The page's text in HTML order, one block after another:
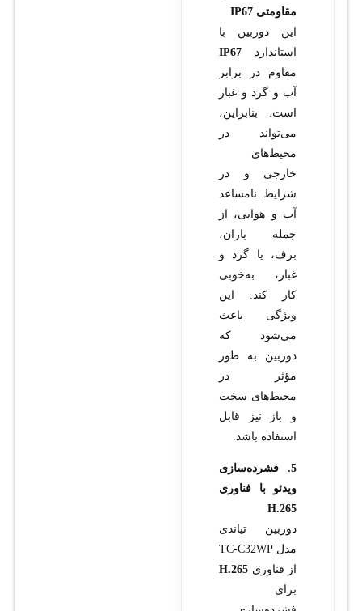
مقاومتی IP67
این دوربین با
استاندارد IP67
مقاوم در برابر
آب و گرد و غبار
است. بنابراین،
می‌تواند در
محیط‌های
خارجی و در
شرایط نامساعد
آب و هوایی، از
جمله باران،
برف، یا گرد و
غبار، به‌خوبی
کار کند. این
ویژگی باعث
می‌شود که
دوربین به طور
مؤثر در
محیط‌های سخت
و باز نیز قابل
استفاده باشد.
5. فشرده‌سازی
ویدئو با فناوری
H.265
دوربین تیاندی
مدل TC-C32WP
از فناوری H.265
برای